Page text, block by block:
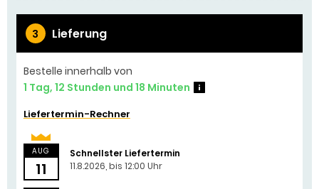
3 Lieferung
Bestelle innerhalb von
1 Tag, 12 Stunden und 18 Minuten
Liefertermin-Rechner
AUG
11
Schnellster Liefertermin
11.8.2026, bis 12:00 Uhr